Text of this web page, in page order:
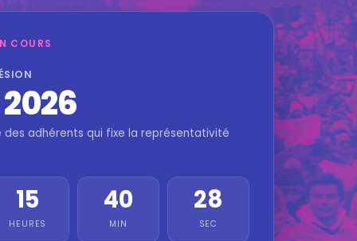
COURS
adhérents qui fixe la représentativité
15
HEURES
40
MIN
27
SEC